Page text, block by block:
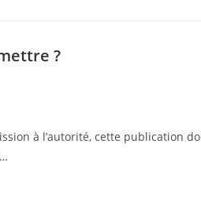
?
à l’autorité, cette publication